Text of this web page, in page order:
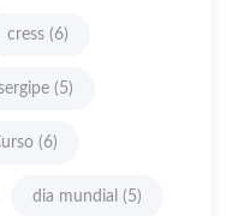
cress (6)
(5)
(6)
dia mundial (5)